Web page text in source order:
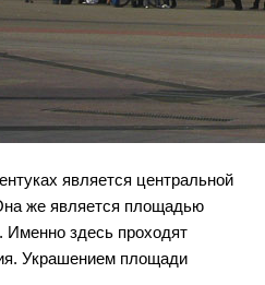
является центральной
же является площадью
здесь проходят
Украшением площади